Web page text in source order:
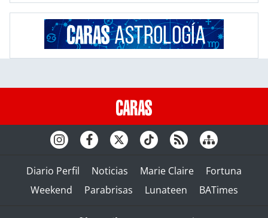
Diario Perfil Noticias Marie Claire
Fortuna
Weekend
Parabrisas Lunateen BATimes